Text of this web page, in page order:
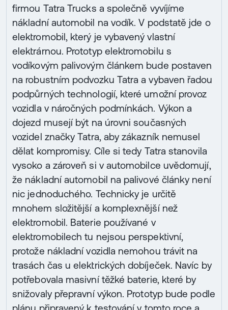
firmou Tatra Trucks a společně vyvíjíme
nákladní automobil na vodík. V podstatě jde o
elektromobil, který je vybavený vlastní
elektrárnou. Prototyp elektromobilu s
vodíkovým palivovým článkem bude postaven
na robustním podvozku Tatra a vybaven řadou
podpůrných technologií, které umožní provoz
vozidla v náročných podmínkách. Výkon a
dojezd musejí být na úrovni současných
vozidel značky Tatra, aby zákazník nemusel
dělat kompromisy. Cíle si tedy Tatra stanovila
vysoko a zároveň si v automobilce uvědomují,
že nákladní automobil na palivové články není
nic jednoduchého. Technicky je určitě
mnohem složitější a komplexnější než
elektromobil. Baterie používané v
elektromobilech tu nejsou perspektivní,
protože nákladní vozidla nemohou trávit na
trasách čas u elektrických dobíječek. Navíc by
potřebovala masivní těžké baterie, které by
snižovaly přepravní výkon. Prototyp bude podle